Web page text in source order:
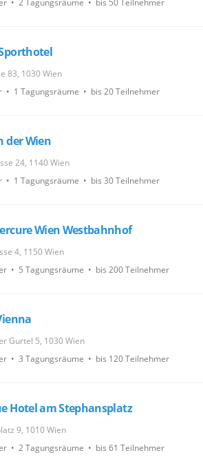
83, 1030 Wien
• 1 Tagungsräume • bis 20 Teilnehmer
der Wien
24, 1140 Wien
• 1 Tagungsräume • bis 30 Teilnehmer
Wien Westbahnhof
4, 1150 Wien
• 5 Tagungsräume • bis 200 Teilnehmer
Gurtel 5, 1030 Wien
• 3 Tagungsräume • bis 120 Teilnehmer
Hotel am Stephansplatz
9, 1010 Wien
• 2 Tagungsräume • bis 61 Teilnehmer